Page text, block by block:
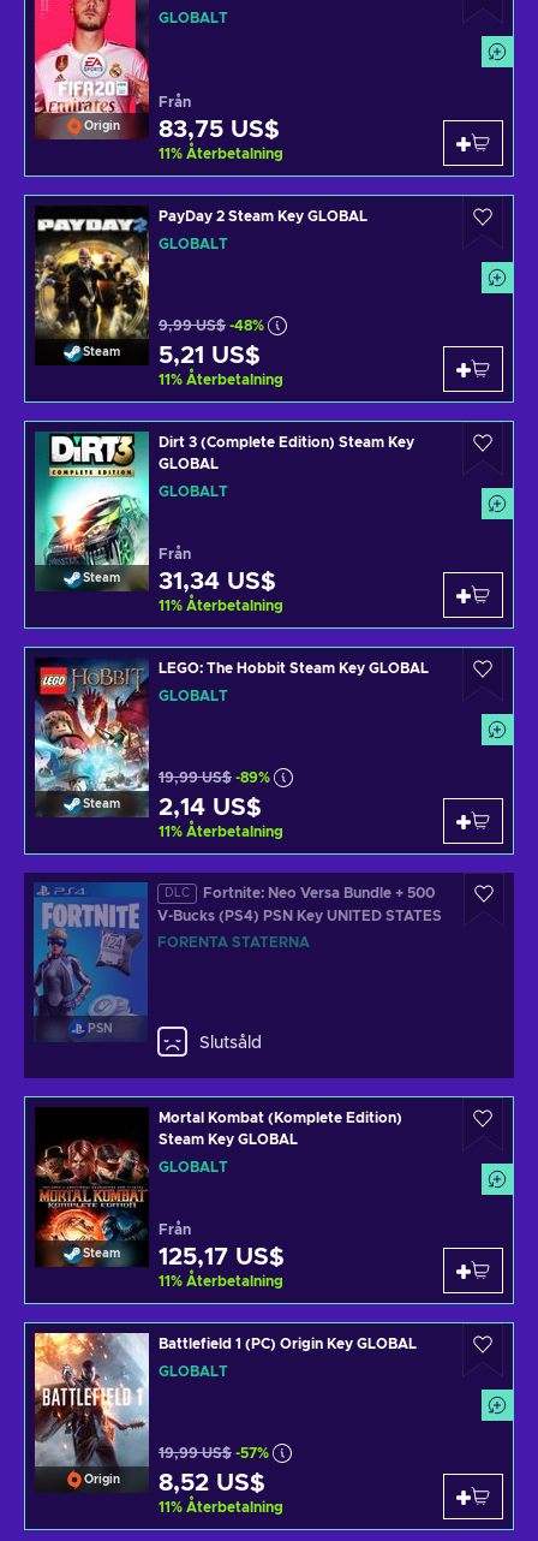
Origin
GLOBALT
Från
83,75 US$
11% Återbetalning
Steam
PayDay 2 Steam Key GLOBAL
GLOBALT
9,99 US$ -48%
5,21 US$
11% Återbetalning
Steam
Dirt 3 (Complete Edition) Steam Key
GLOBAL
GLOBALT
Från
31,34 US$
11% Återbetalning
Steam
LEGO: The Hobbit Steam Key GLOBAL
GLOBALT
19,99 US$ -89%
2,14 US$
11% Återbetalning
PSN
DLC
Fortnite: Neo Versa Bundle + 500
V-Bucks (PS4) PSN Key UNITED STATES
FÖRENTA STATERNA
Slutsåld
Steam
Mortal Kombat (Komplete Edition)
Steam Key GLOBAL
GLOBALT
Från
125,17 US$
11% Återbetalning
Origin
Battlefield 1 (PC) Origin Key GLOBAL
GLOBALT
19,99 US$ -57%
8,52 US$
11% Återbetalning